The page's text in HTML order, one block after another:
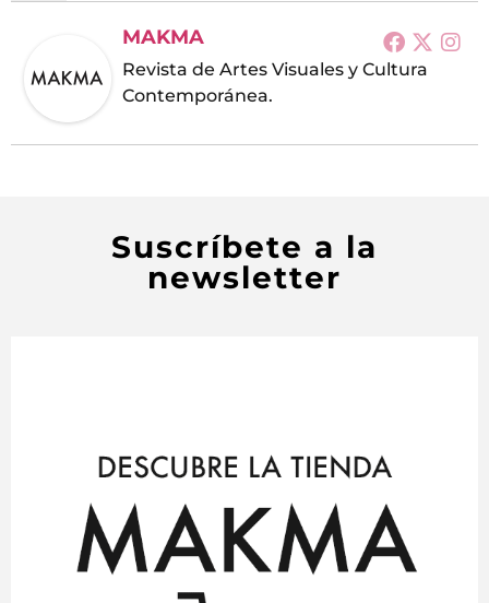
MAKMA
Revista de Artes Visuales y Cultura
Contemporánea.
Suscríbete a la
newsletter